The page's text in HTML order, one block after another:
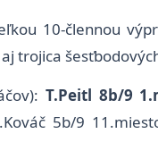
10-člennou
trojica
T.Peitl 8b/9
5b/9